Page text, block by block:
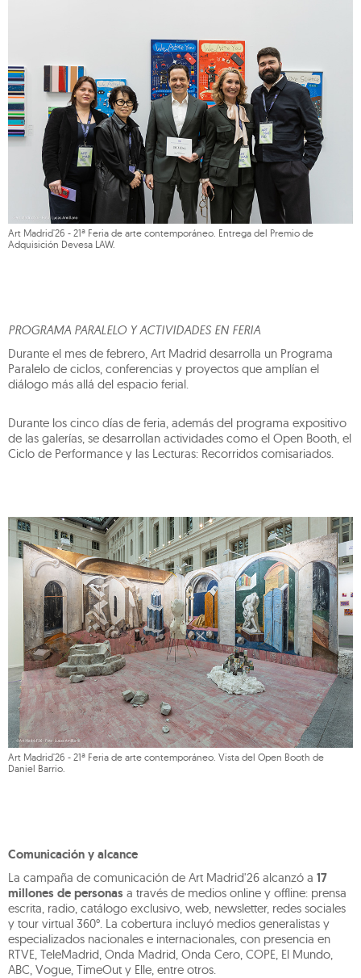
Art Madrid'26 - 21ª Feria de arte contemporáneo. Entrega del Premio de
Adquisición Devesa LAW.
PROGRAMA PARALELO Y ACTIVIDADES EN FERIA
Durante el mes de febrero, Art Madrid desarrolla un Programa
Paralelo de ciclos, conferencias y proyectos que amplían el
diálogo más allá del espacio ferial.
Durante los cinco días de feria, además del programa expositivo
de las galerías, se desarrollan actividades como el Open Booth, el
Ciclo de Performance y las Lecturas: Recorridos comisariados.
Art Madrid'26 - 21ª Feria de arte contemporáneo. Vista del Open Booth de
Daniel Barrio.
Comunicación y alcance
La campaña de comunicación de Art Madrid'26 alcanzó a 17
millones de personas a través de medios online y offline: prensa
escrita, radio, catálogo exclusivo, web, newsletter, redes sociales
y tour virtual 360°. La cobertura incluyó medios generalistas y
especializados nacionales e internacionales, con presencia en
RTVE, TeleMadrid, Onda Madrid, Onda Cero, COPE, El Mundo,
ABC, Vogue, TimeOut y Elle, entre otros.